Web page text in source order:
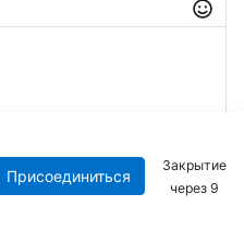
Отправить
Присоединиться
Закрытие
через 8